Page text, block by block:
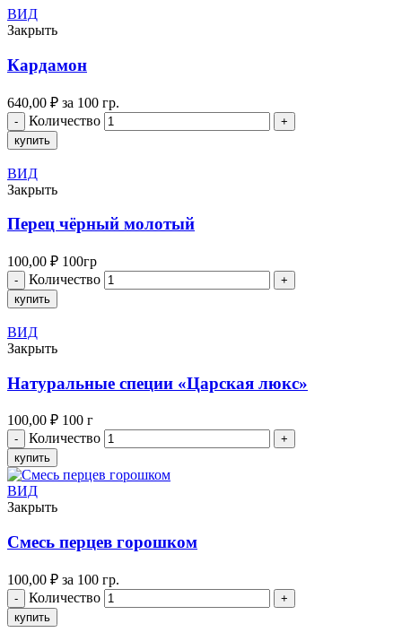
ВИД
Закрыть
Кардамон
640,00 ₽ за 100 гр.
Количество
купить
ВИД
Закрыть
Перец чёрный молотый
100,00 ₽ 100гр
Количество
купить
ВИД
Закрыть
Натуральные специи «Царская люкс»
100,00 ₽ 100 г
Количество
купить
ВИД
Закрыть
Смесь перцев горошком
100,00 ₽ за 100 гр.
Количество
купить